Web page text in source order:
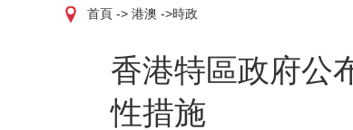
首頁 -> 港澳 ->時政
香港特區政府公
性措施